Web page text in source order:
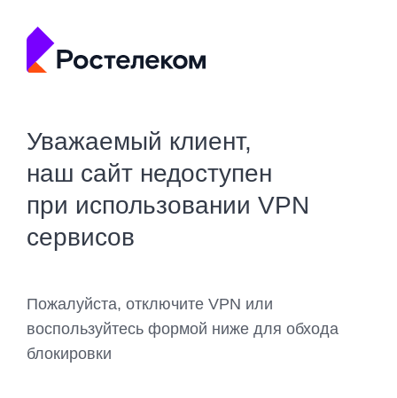
Уважаемый клиент,
наш сайт недоступен
при использовании VPN
сервисов
Пожалуйста, отключите VPN или
воспользуйтесь формой ниже для обхода
блокировки